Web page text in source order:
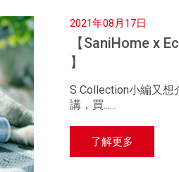
2021年08月17日
【SaniHome x
】
S Collection小編又想
講，買......
了解更多